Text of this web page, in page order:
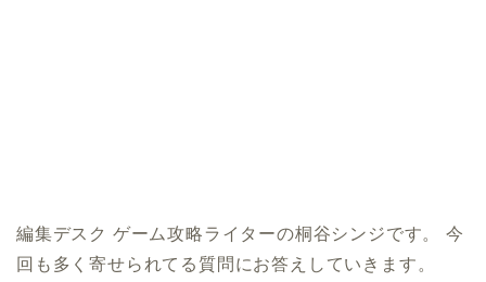
編集デスク ゲーム攻略ライターの桐谷シンジです。 今
回も多く寄せられてる質問にお答えしていきます。